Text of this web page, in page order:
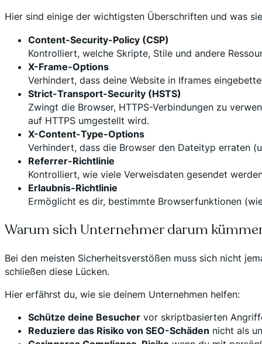
Hier sind einige der wichtigsten Überschriften und was
Content-Security-Policy (CSP)
Kontrolliert, welche Skripte, Stile und andere
X-Frame-Options
Verhindert, dass deine Website in Iframes
Strict-Transport-Security (HSTS)
Zwingt die Browser, HTTPS-Verbindungen zu
auf HTTPS umgestellt wird.
X-Content-Type-Options
Verhindert, dass die Browser den Dateityp erraten
Referrer-Richtlinie
Kontrolliert, wie viele Verweisdaten gesendet
Erlaubnis-Richtlinie
Ermöglicht es dir, bestimmte Browserfunktionen
Warum sich Unternehmer darum
Bei den meisten Sicherheitsverstößen muss sich nicht
schließen diese Lücken.
Hier erfährst du, wie sie deinem Unternehmen helfen:
Schütze deine Besucher vor skriptbasierten
Reduziere das Risiko von SEO-Schäden nicht als